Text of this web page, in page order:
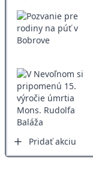
Pridať akciu